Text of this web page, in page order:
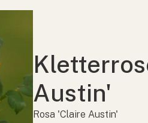
Austin'
Rosa 'Claire Austin'